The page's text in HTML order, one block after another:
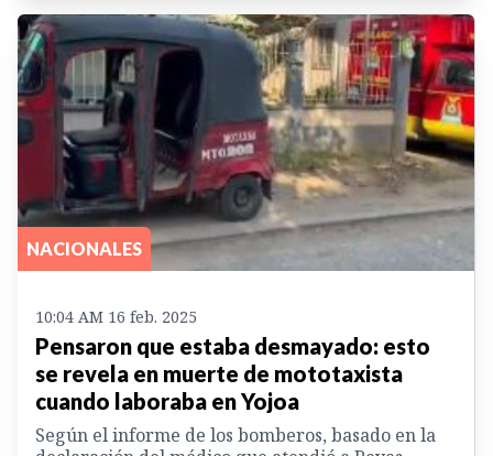
NACIONALES
10:04 AM 16 feb. 2025
Pensaron que estaba desmayado: esto
se revela en muerte de mototaxista
cuando laboraba en Yojoa
Según el informe de los bomberos, basado en la